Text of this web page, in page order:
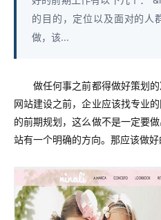
的目的，定位以及面对的人
做，该...
做任何事之前都得做好策划的
网站建设之前，企业应该找专业
的前期规划，这么做不是一定要
站有一个明确的方向。那应该做好